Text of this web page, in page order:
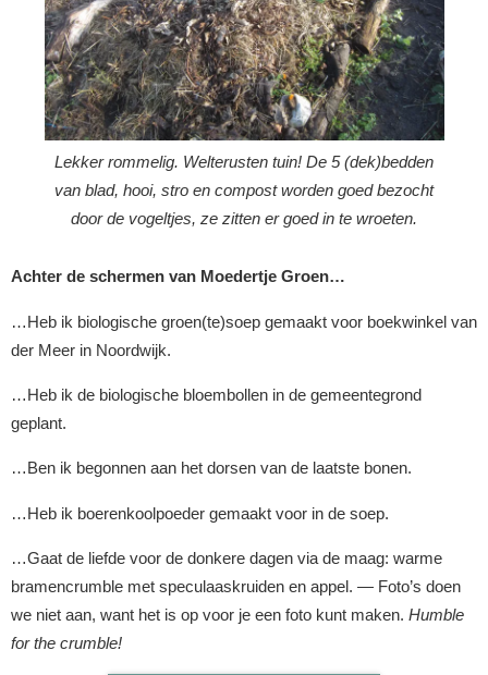
Lekker rommelig. Welterusten tuin! De 5 (dek)bedden
van blad, hooi, stro en compost worden goed bezocht
door de vogeltjes, ze zitten er goed in te wroeten.
Achter de schermen van Moedertje Groen…
…Heb ik biologische groen(te)soep gemaakt voor boekwinkel van
der Meer in Noordwijk.
…Heb ik de biologische bloembollen in de gemeentegrond
geplant.
…Ben ik begonnen aan het dorsen van de laatste bonen.
…Heb ik boerenkoolpoeder gemaakt voor in de soep.
…Gaat de liefde voor de donkere dagen via de maag: warme
bramencrumble met speculaaskruiden en appel. — Foto’s doen
we niet aan, want het is op voor je een foto kunt maken. Humble
for the crumble!